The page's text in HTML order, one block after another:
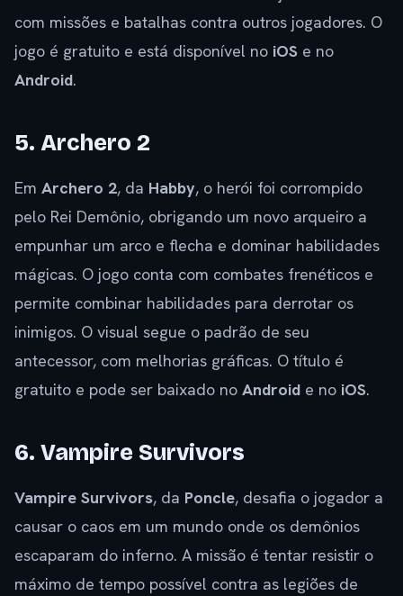
com missões e batalhas contra outros jogadores. O
jogo é gratuito e está disponível no iOS e no
Android.
5. Archero 2
Em Archero 2, da Habby, o herói foi corrompido
pelo Rei Demônio, obrigando um novo arqueiro a
empunhar um arco e flecha e dominar habilidades
mágicas. O jogo conta com combates frenéticos e
permite combinar habilidades para derrotar os
inimigos. O visual segue o padrão de seu
antecessor, com melhorias gráficas. O título é
gratuito e pode ser baixado no Android e no iOS.
6. Vampire Survivors
Vampire Survivors, da Poncle, desafia o jogador a
causar o caos em um mundo onde os demônios
escaparam do inferno. A missão é tentar resistir o
máximo de tempo possível contra as legiões de